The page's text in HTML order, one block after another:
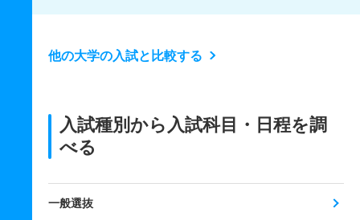
他の大学の入試と比較する
入試種別から入試科目・日程を調
べる
一般選抜